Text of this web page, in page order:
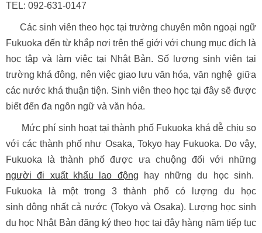
TEL: 092-631-0147
Các sinh viên theo học tại trường chuyên môn ngoại ngữ
Fukuoka đến từ khắp nơi trên thế giới với chung mục đích là
học tập và làm việc tại Nhật Bản. Số lượng sinh viên tại
trường khá đông, nên việc giao lưu văn hóa, văn nghệ giữa
các nước khá thuận tiện. Sinh viên theo học tại đây sẽ được
biết đến đa ngôn ngữ và văn hóa.
Mức phí sinh hoạt tại thành phố Fukuoka khá dễ chịu so
với các thành phố như Osaka, Tokyo hay Fukuoka. Do vậy,
Fukuoka là thành phố được ưa chuộng đối với những
người đi xuất khẩu lao động hay những du học sinh.
Fukuoka là một trong 3 thành phố có lượng du học
sinh đông nhất cả nước (Tokyo và Osaka). Lượng học sinh
du học Nhật Bản đăng ký theo học tại đây hàng năm tiếp tục